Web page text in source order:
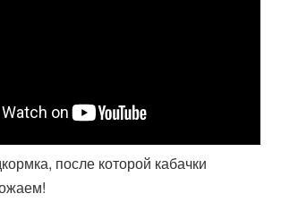
после которой кабачки